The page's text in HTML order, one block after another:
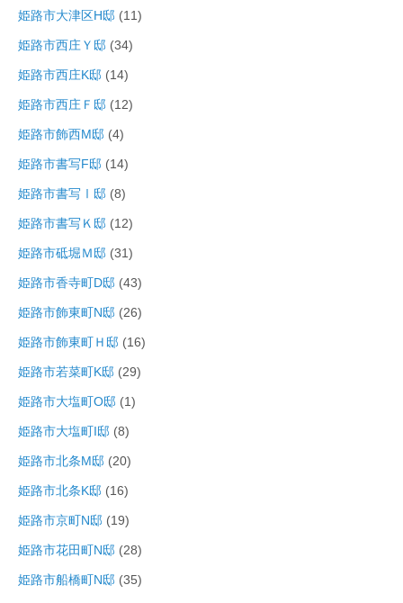
姫路市大津区H邸 (11)
姫路市西庄Ｙ邸 (34)
姫路市西庄K邸 (14)
姫路市西庄Ｆ邸 (12)
姫路市飾西M邸 (4)
姫路市書写F邸 (14)
姫路市書写Ⅰ邸 (8)
姫路市書写Ｋ邸 (12)
姫路市砥堀Ｍ邸 (31)
姫路市香寺町D邸 (43)
姫路市飾東町N邸 (26)
姫路市飾東町Ｈ邸 (16)
姫路市若菜町K邸 (29)
姫路市大塩町O邸 (1)
姫路市大塩町I邸 (8)
姫路市北条M邸 (20)
姫路市北条K邸 (16)
姫路市京町N邸 (19)
姫路市花田町N邸 (28)
姫路市船橋町N邸 (35)